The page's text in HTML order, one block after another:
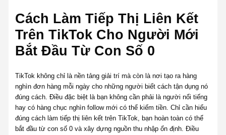
Cách Làm Tiếp Thị Liên Kết
Trên TikTok Cho Người Mới
Bắt Đầu Từ Con Số 0
TikTok không chỉ là nền tảng giải trí mà còn là nơi tạo ra hàng
nghìn đơn hàng mỗi ngày cho những người biết cách tận dụng nó
đúng cách. Điều đặc biệt là bạn không cần phải là người nổi tiếng
hay có hàng chục nghìn follow mới có thể kiếm tiền. Chỉ cần hiểu
đúng cách làm tiếp thị liên kết trên TikTok, bạn hoàn toàn có thể
bắt đầu từ con số 0 và xây dựng nguồn thu nhập ổn định. Điều